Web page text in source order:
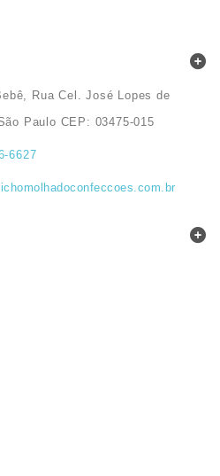
Rua Cel. José Lopes de
Paulo CEP: 03475-015
6627